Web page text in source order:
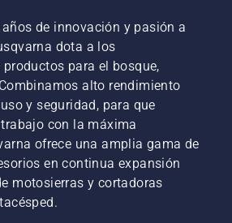
de innovación y pasión a
dota a los
para el bosque,
alto rendimiento
y seguridad, para que
con la máxima
ofrece una amplia gama de
en continua expansión
motosierras y cortadoras